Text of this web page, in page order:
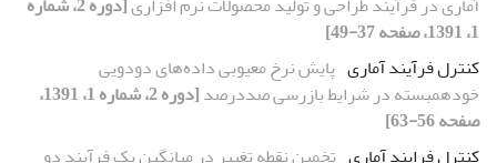
1، 1391، صفحه 37-49]
کنترل فرآیند آماری پایش نرخ معیوبی داده‌های دودویی
خودهمبسته در شرایط بازرسی صددرصد
[دوره 2، شماره 1، 1391،
صفحه 56-63]
کنترل فرایند آماری تخمین نقطه تغییر در میانگین یک فرآیند دو